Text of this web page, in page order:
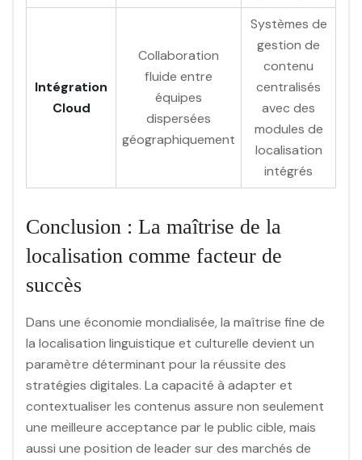
Intégration
Cloud
Collaboration
fluide entre
équipes
dispersées
géographiquement
Systèmes de
gestion de
contenu
centralisés
avec des
modules de
localisation
intégrés
Conclusion : La maîtrise de la
localisation comme facteur de
succès
Dans une économie mondialisée, la maîtrise fine de
la localisation linguistique et culturelle devient un
paramètre déterminant pour la réussite des
stratégies digitales. La capacité à adapter et
contextualiser les contenus assure non seulement
une meilleure acceptance par le public cible, mais
aussi une position de leader sur des marchés de